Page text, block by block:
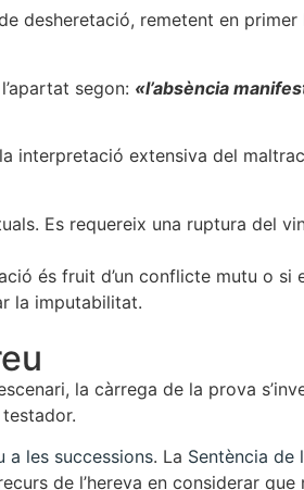
desheretació, remetent en primer
segon: «l’absència
extensiva del
Es requereix una ruptura del
és fruit d’un conflicte mutu o
la imputabilitat.
la càrrega de la prova
les successions. La Sentència de
de l’hereva en considerar